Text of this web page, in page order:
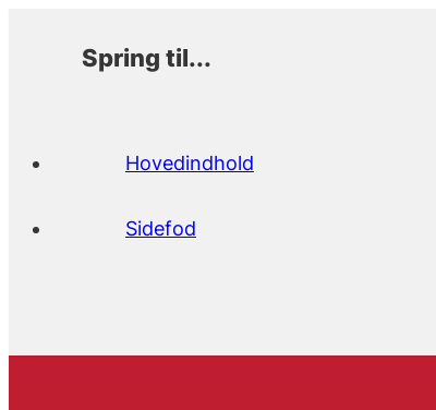
Spring til...
Hovedindhold
Sidefod